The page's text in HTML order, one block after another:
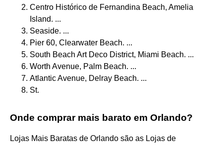
Centro Histórico de Fernandina Beach, Amelia
Island. ...
Seaside. ...
Pier 60, Clearwater Beach. ...
South Beach Art Deco District, Miami Beach. ...
Worth Avenue, Palm Beach. ...
Atlantic Avenue, Delray Beach. ...
St.
Onde comprar mais barato em Orlando?
Lojas Mais Baratas de Orlando são as Lojas de